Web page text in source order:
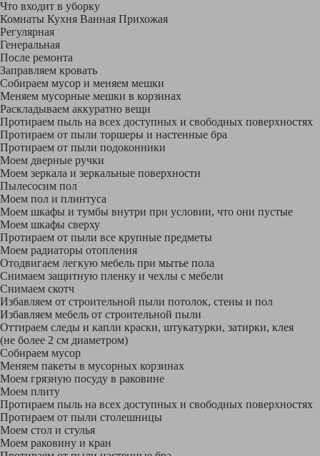
Что входит в уборку
Регу­лярная
Гене­ральная
После ремонта
Заправляем кровать
Собираем мусор и меняем мешки
Меняем мусорные мешки в корзинах
Раскладываем аккуратно вещи
Протираем пыль на всех доступных и свободных поверхностях
Протираем от пыли торшеры и настенные бра
Протираем от пыли подоконники
Моем дверные ручки
Моем зеркала и зеркальные поверхности
Пылесосим пол
Моем пол и плинтуса
Моем шкафы и тумбы внутри при условии, что они пустые
Моем шкафы сверху
Протираем от пыли все крупные предметы
Моем радиаторы отопления
Отодвигаем легкую мебель при мытье пола
Снимаем защитную пленку и чехлы с мебели
Снимаем скотч
Избавляем от строительной пыли потолок, стены и пол
Избавляем мебель от строительной пыли
Оттираем следы и капли краски, штукатурки, затирки, клея
(не более 2 см диаметром)
Собираем мусор
Меняем пакеты в мусорных корзинах
Моем грязную посуду в раковине
Моем плиту
Протираем пыль на всех доступных и свободных поверхностях
Протираем от пыли столешницы
Моем стол и стулья
Моем раковину и кран